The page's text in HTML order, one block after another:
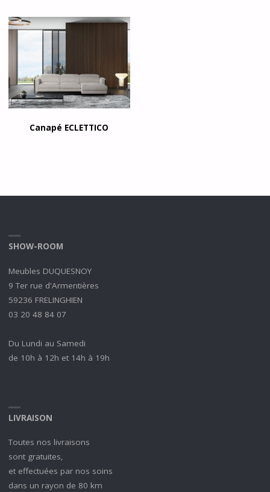
était :
actuel
1344,00 €.
Canapé ECLETTICO
SHOW-ROOM
Meubles DUQUESNOY
9 Ter rue d'Armentières
59236 FRELINGHIEN
03 20 48 84 07
Du Lundi au Samedi
de 10h à 12h et 14h à 19h
LIVRAISON
Toutes nos livraisons
sont gratuites,
et effectuées par nos soins
dans un rayon de 80 km